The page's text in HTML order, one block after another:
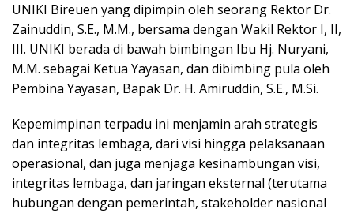
UNIKI Bireuen yang dipimpin oleh seorang Rektor Dr.
Zainuddin, S.E., M.M., bersama dengan Wakil Rektor I, II,
III. UNIKI berada di bawah bimbingan Ibu Hj. Nuryani,
M.M. sebagai Ketua Yayasan, dan dibimbing pula oleh
Pembina Yayasan, Bapak Dr. H. Amiruddin, S.E., M.Si.
Kepemimpinan terpadu ini menjamin arah strategis
dan integritas lembaga, dari visi hingga pelaksanaan
operasional, dan juga menjaga kesinambungan visi,
integritas lembaga, dan jaringan eksternal (terutama
hubungan dengan pemerintah, stakeholder nasional